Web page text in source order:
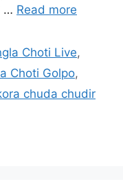
… Read more
Choti Live,
Choti Golpo,
chuda chudir